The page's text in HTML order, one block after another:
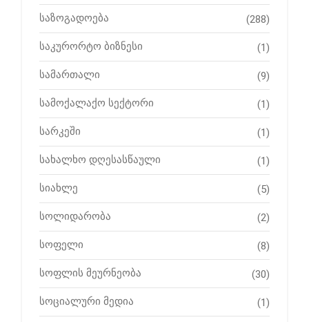
საზოგადოება (288)
საკურორტო ბიზნესი (1)
სამართალი (9)
სამოქალაქო სექტორი (1)
სარკეში (1)
სახალხო დღესასწაული (1)
სიახლე (5)
სოლიდარობა (2)
სოფელი (8)
სოფლის მეურნეობა (30)
სოციალური მედია (1)